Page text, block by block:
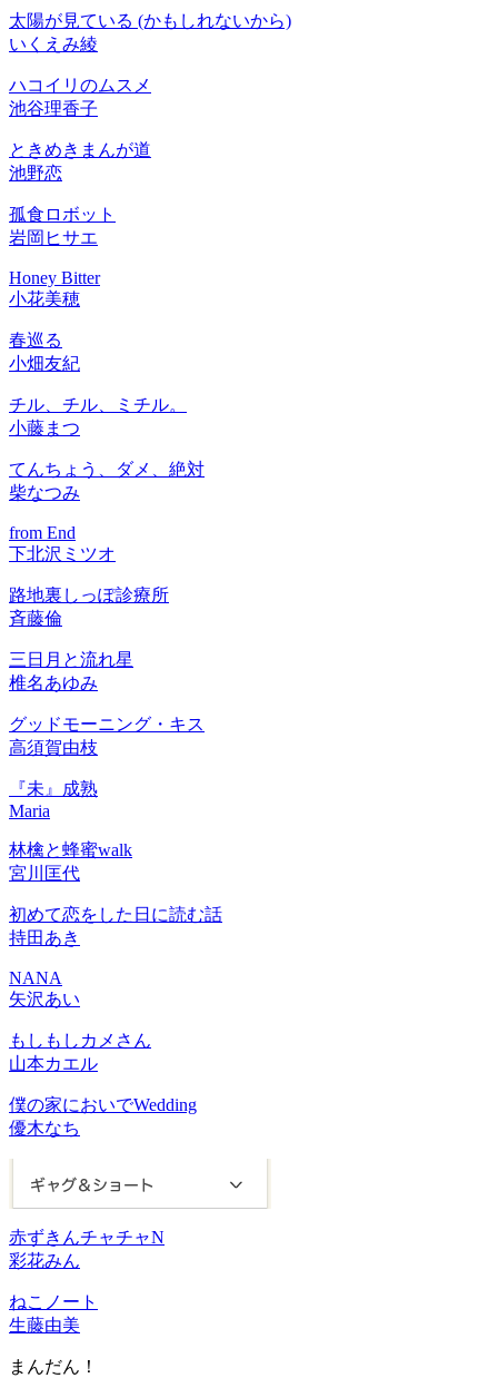
太陽が見ている (かもしれないから)
いくえみ綾
ハコイリのムスメ
池谷理香子
ときめきまんが道
池野恋
孤食ロボット
岩岡ヒサエ
Honey Bitter
小花美穂
春巡る
小畑友紀
チル、チル、ミチル。
小藤まつ
てんちょう、ダメ、絶対
柴なつみ
from End
下北沢ミツオ
路地裏しっぽ診療所
斉藤倫
三日月と流れ星
椎名あゆみ
グッドモーニング・キス
高須賀由枝
『未』成熟
Maria
林檎と蜂蜜walk
宮川匡代
初めて恋をした日に読む話
持田あき
NANA
矢沢あい
もしもしカメさん
山本カエル
僕の家においでWedding
優木なち
赤ずきんチャチャN
彩花みん
ねこノート
生藤由美
まんだん！